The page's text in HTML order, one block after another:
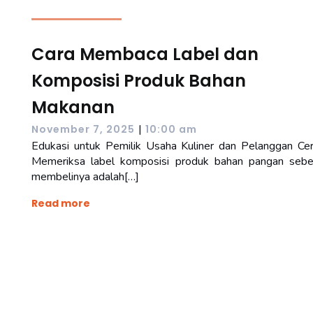
Cara Membaca Label dan
Komposisi Produk Bahan
Makanan
November 7, 2025 | 10:00 am
Edukasi untuk Pemilik Usaha Kuliner dan Pelanggan
Memeriksa label komposisi produk bahan pangan
membelinya adalah[…]
Read more